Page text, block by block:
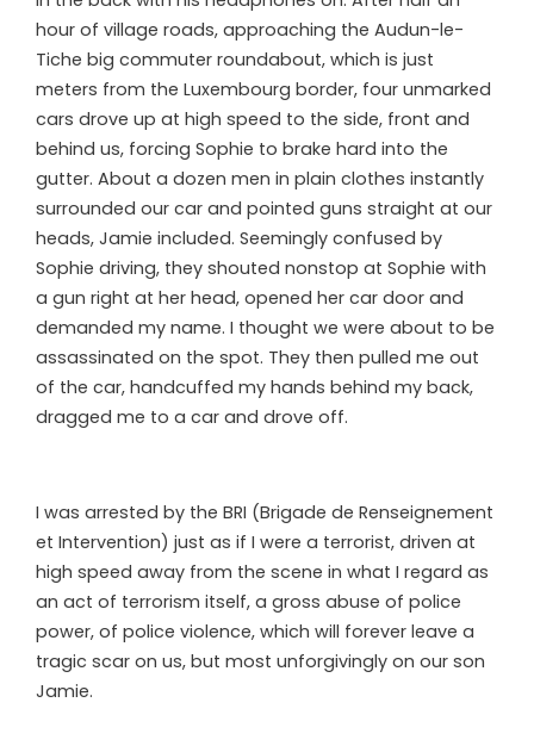
hour of village roads, approaching the Audun-le-
Tiche big commuter roundabout, which is just
meters from the Luxembourg border, four unmarked
cars drove up at high speed to the side, front and
behind us, forcing Sophie to brake hard into the
gutter. About a dozen men in plain clothes instantly
surrounded our car and pointed guns straight at our
heads, Jamie included. Seemingly confused by
Sophie driving, they shouted nonstop at Sophie with
a gun right at her head, opened her car door and
demanded my name. I thought we were about to be
assassinated on the spot. They then pulled me out
of the car, handcuffed my hands behind my back,
dragged me to a car and drove off.
I was arrested by the BRI (Brigade de Renseignement
et Intervention) just as if I were a terrorist, driven at
high speed away from the scene in what I regard as
an act of terrorism itself, a gross abuse of police
power, of police violence, which will forever leave a
tragic scar on us, but most unforgivingly on our son
Jamie.